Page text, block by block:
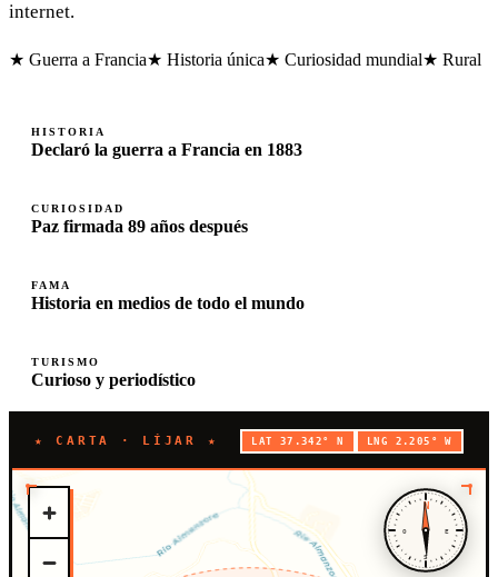
internet.
★ Guerra a Francia★ Historia única★ Curiosidad mundial★ Rural
HISTORIA
Declaró la guerra a Francia en 1883
CURIOSIDAD
Paz firmada 89 años después
FAMA
Historia en medios de todo el mundo
TURISMO
Curioso y periodístico
★ CARTA · LÍJAR ★ LAT 37.342° N LNG 2.205° W
N
E
S
O